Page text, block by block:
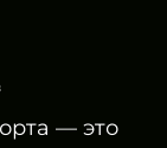
— это